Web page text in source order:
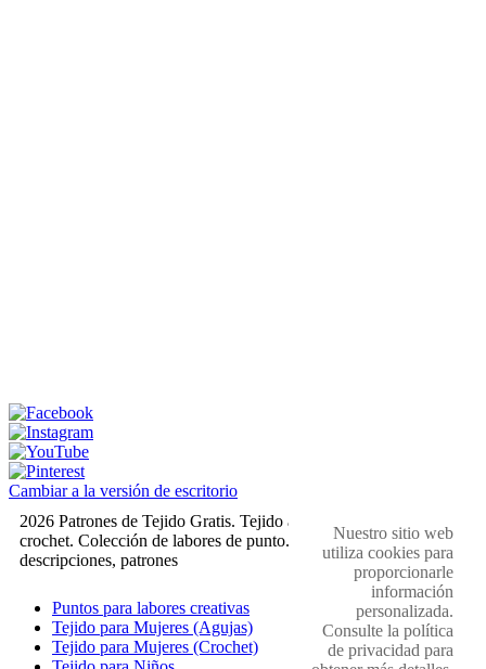
Cambiar a la versión de escritorio
2026 Patrones de Tejido Gratis. Tejido a dos agujas y
crochet. Colección de labores de punto. Muestras,
descripciones, patrones
Puntos para labores creativas
Tejido para Mujeres (Agujas)
Tejido para Mujeres (Crochet)
Nuestro sitio web
utiliza cookies para
proporcionarle
información
personalizada.
Consulte la política
de privacidad para